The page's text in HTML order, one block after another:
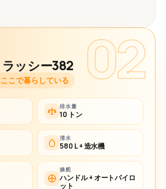
02
ッシー382
こで暮らしている
排水量
10 トン
清水
580 L + 造水機
操舵
ハンドル + オートパイロ
ット